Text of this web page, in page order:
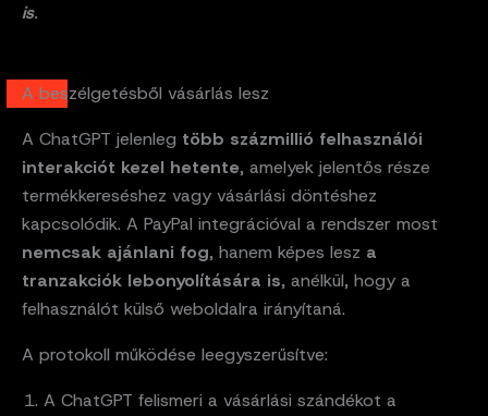
is.
A beszélgetésből vásárlás lesz
A ChatGPT jelenleg több százmillió felhasználói
interakciót kezel hetente, amelyek jelentős része
termékkereséshez vagy vásárlási döntéshez
kapcsolódik. A PayPal integrációval a rendszer most
nemcsak ajánlani fog, hanem képes lesz a
tranzakciók lebonyolítására is, anélkül, hogy a
felhasználót külső weboldalra irányítaná.
A protokoll működése leegyszerűsítve:
A ChatGPT felismeri a vásárlási szándékot a